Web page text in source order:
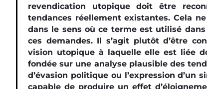
revendication utopique doit être
tendances réellement existantes. Cela
dans le sens où ce terme est utilisé
ces demandes. Il s’agit plutôt d’être
vision utopique à laquelle elle est liée
fondée sur une analyse plausible des
d’évasion politique ou l’expression
capable de produire un effet